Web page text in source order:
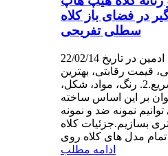
در فضای باز کلاه
سطلی تفریحی
در تاریخ 22/02/14
عالی، قیمت رقابتی، بهترین
سرویس و تحویل سریع.2. رنگ، مواد، شکل،
بر این اساس ساخته
ما می توانیم نمونه ضد و نمونه
بسازیم.جزئیات کلاه
ادامه مطلب